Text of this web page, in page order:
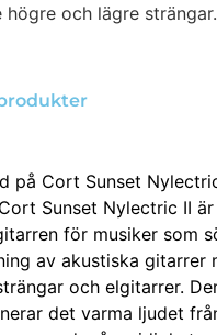
och lägre strängar.